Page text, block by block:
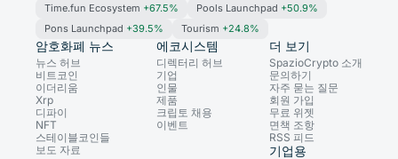
Time.fun Ecosystem +67.5% Pools Launchpad +50.9%
Pons Launchpad +39.5% Tourism +24.8%
암호화폐 뉴스
뉴스 허브
비트코인
이더리움
Xrp
디파이
NFT
스테이블코인들
보도 자료
에코시스템
디렉터리 허브
기업
인물
제품
크립토 채용
이벤트
더 보기
SpazioCrypto 소개
문의하기
자주 묻는 질문
회원 가입
무료 위젯
면책 조항
RSS 피드
기업용